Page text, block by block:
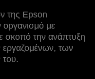
της Epson
οργανισμό με
σκοπό την ανάπτυξη
εργαζομένων, των
του.